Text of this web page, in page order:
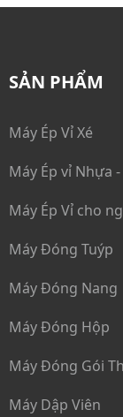
SẢN PHẨM
Máy Ép Vỉ Xé
Máy Ép vỉ Nhựa
Máy Ép Vỉ cho
Máy Đóng Tuýp
Máy Đóng Nang
Máy Đóng Hộp
Máy Đóng Gói
Máy Dập Viên
Máy Bao Gói
Dây Chuyền